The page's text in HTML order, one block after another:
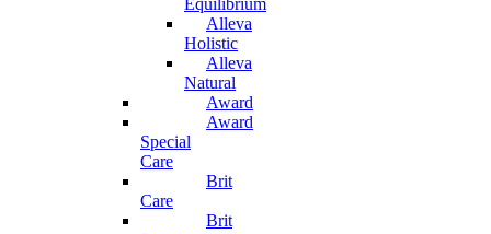
Equilibrium
Alleva
Holistic
Alleva
Natural
Award
Award
Special
Care
Brit
Care
Brit